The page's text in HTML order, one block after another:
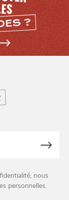
?
nous
personnelles.